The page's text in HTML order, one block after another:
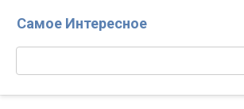
Самое Интересное
Поиск: